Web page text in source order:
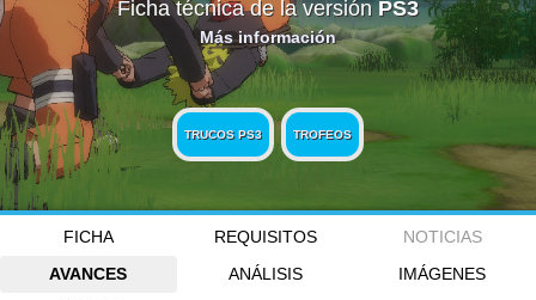
Ficha técnica de la versiónPS3
Más información
TRUCOS PS3 TROFEOS
FICHA REQUISITOS
NOTICIAS
AVANCES
ANÁLISIS
IMÁGENES